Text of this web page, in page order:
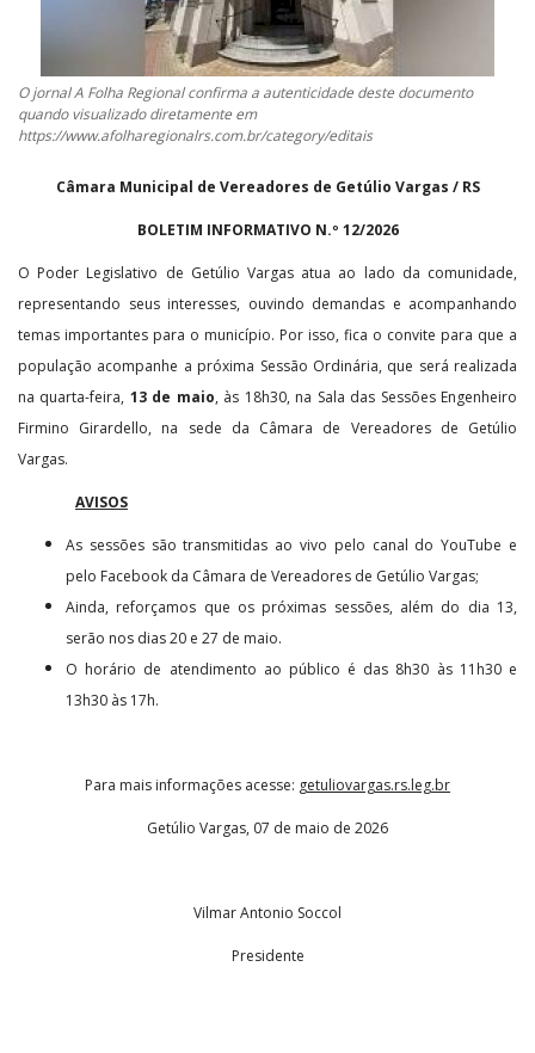
O jornal A Folha Regional confirma a autenticidade deste documento
quando visualizado diretamente em
https://www.afolharegionalrs.com.br/category/editais
Câmara Municipal de Vereadores de Getúlio Vargas / RS
BOLETIM INFORMATIVO N.º 12/2026
O Poder Legislativo de Getúlio Vargas atua ao lado da comunidade,
representando seus interesses, ouvindo demandas e acompanhando
temas importantes para o município. Por isso, fica o convite para que a
população acompanhe a próxima Sessão Ordinária, que será realizada
na quarta-feira, 13 de maio, às 18h30, na Sala das Sessões Engenheiro
Firmino Girardello, na sede da Câmara de Vereadores de Getúlio
Vargas.
AVISOS
As sessões são transmitidas ao vivo pelo canal do YouTube e
pelo Facebook da Câmara de Vereadores de Getúlio Vargas;
Ainda, reforçamos que os próximas sessões, além do dia 13,
serão nos dias 20 e 27 de maio.
O horário de atendimento ao público é das 8h30 às 11h30 e
13h30 às 17h.
Para mais informações acesse: getuliovargas.rs.leg.br
Getúlio Vargas, 07 de maio de 2026
Vilmar Antonio Soccol
Presidente